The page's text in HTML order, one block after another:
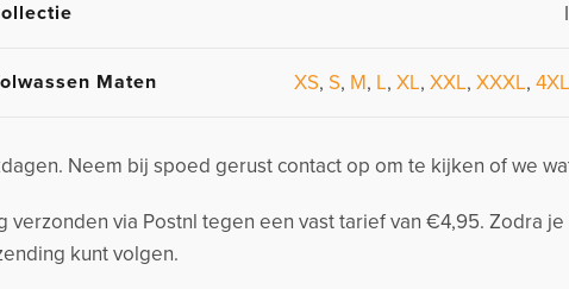
Maten XS, S, M, L, XL, XXL, XXXL, 4XL
Neem bij spoed gerust contact op om te kijken of we
verzonden via Postnl tegen een vast tarief van €4,95. Zodra
kunt volgen.